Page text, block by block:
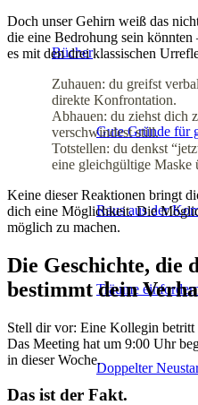
Bücher
Gute Gründe für
Raus aus der
Träume
Doppelter
Doch unser Gehirn weiß das
die eine Bedrohung sein
es mit den drei klassischen
Zuhauen: du greifst
direkte Konfrontation.
Abhauen: du ziehst dich
verschwindest still.
Totstellen: du denkst
eine gleichgültige Maske
Keine dieser Reaktionen bringt
dich eine Möglichkeit. Die
möglich zu machen.
Die Geschichte, die
bestimmt dein
Stell dir vor: Eine Kollegin
Das Meeting hat um 9:00 Uhr
in dieser Woche.
Das ist der Fakt.